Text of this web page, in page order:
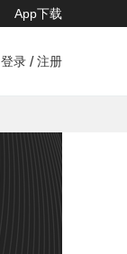
App下载
登录 / 注册